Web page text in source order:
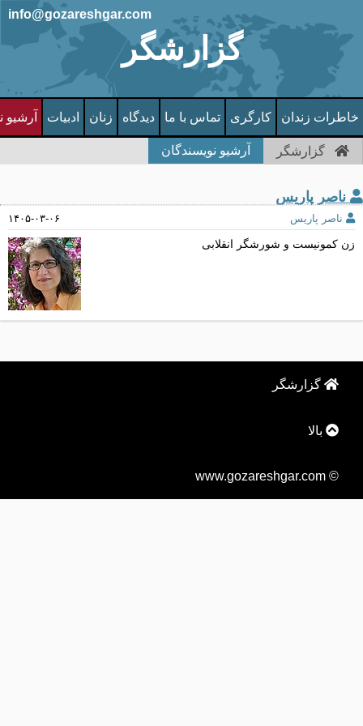
گزارشگر
info@gozareshgar.com
خاطرات زندان کارگری تماس با ما دیدگاه زنان ادبیات آرشیو
گزارشگر آرشیو نویسندگان
ناصر پاریس
ناصر پاریس ۱۴۰۵-۰۳-۰۶
زن کمونیست و شورشگر انقلابی
گزارشگر
بالا
© www.gozareshgar.com